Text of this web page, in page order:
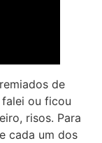
de
falei ou ficou
risos. Para
cada um dos